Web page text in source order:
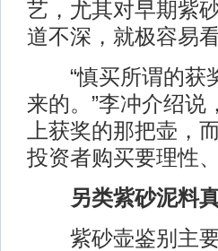
艺，尤其对早期紫
道不深，就极容易看
“慎买所谓的获
来的。”李冲介绍
上获奖的那把壶，
投资者购买要理性、
另类紫砂泥料真
紫砂壶鉴别主要